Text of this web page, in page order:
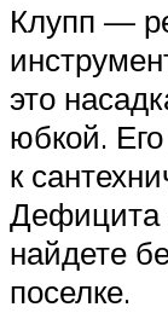
Клупп —
это
юбкой.
к
Дефицита
найдете
поселке.